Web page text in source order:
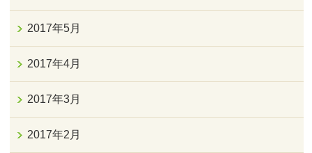
2017年5月
2017年4月
2017年3月
2017年2月